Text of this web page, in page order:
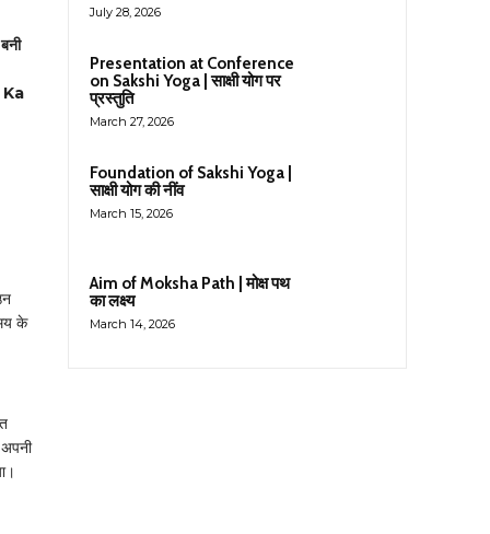
के
July 28, 2026
Presentation at Conference
on Sakshi Yoga | साक्षी योग पर
प्रस्तुति
March 27, 2026
Foundation of Sakshi Yoga |
साक्षी योग की नींव
March 15, 2026
Aim of Moksha Path | मोक्ष पथ
का लक्ष्य
March 14, 2026